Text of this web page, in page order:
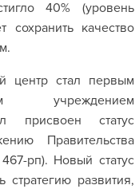
40% (уровень
сохранить качество
центр стал первым
учреждением
присвоен статус
Правительства
рп). Новый статус
стратегию развития,